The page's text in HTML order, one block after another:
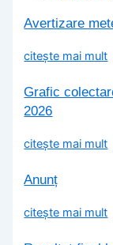
Avertizare
citește mai mult
Grafic
2026
citește mai mult
Anunț
citește mai mult